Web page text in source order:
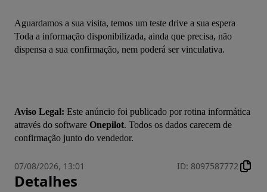
Aguardamos a sua visita, temos um teste drive a sua espera
Toda a informação disponibilizada, ainda que precisa, não
dispensa a sua confirmação, nem poderá ser vinculativa.
Aviso Legal: Este anúncio foi publicado por rotina informática
através do software Onepilot. Todos os dados carecem de
confirmação junto do vendedor.
07/08/2026, 13:01 ID: 8097587772
Detalhes